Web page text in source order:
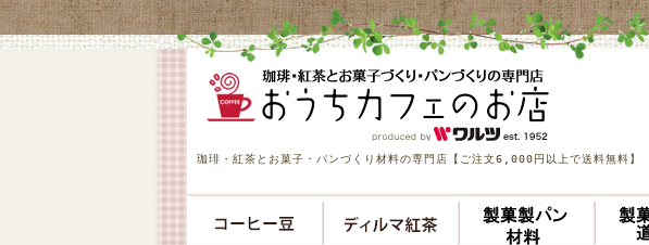
珈琲・紅茶とお菓子・パンづくり材料の専門店【ご注文6,000円以上で送料無料】